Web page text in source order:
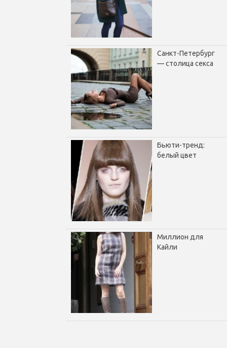
Санкт-Петербург
— столица секса
Бьюти-тренд:
белый цвет
Миллион для
Кайли